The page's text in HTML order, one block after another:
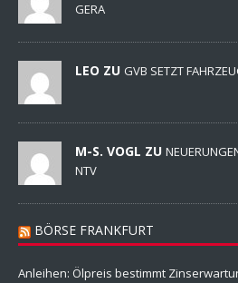
GERA
LEO ZU GVB SETZT
M-S. VOGL ZU
NTV
BÖRSE FRANKFURT
Anleihen: Ölpreis bestimmt